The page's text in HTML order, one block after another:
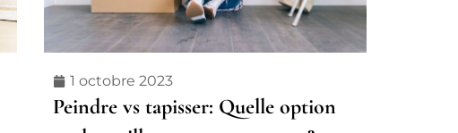
1 octobre 2023
Peindre vs tapisser: Quelle option